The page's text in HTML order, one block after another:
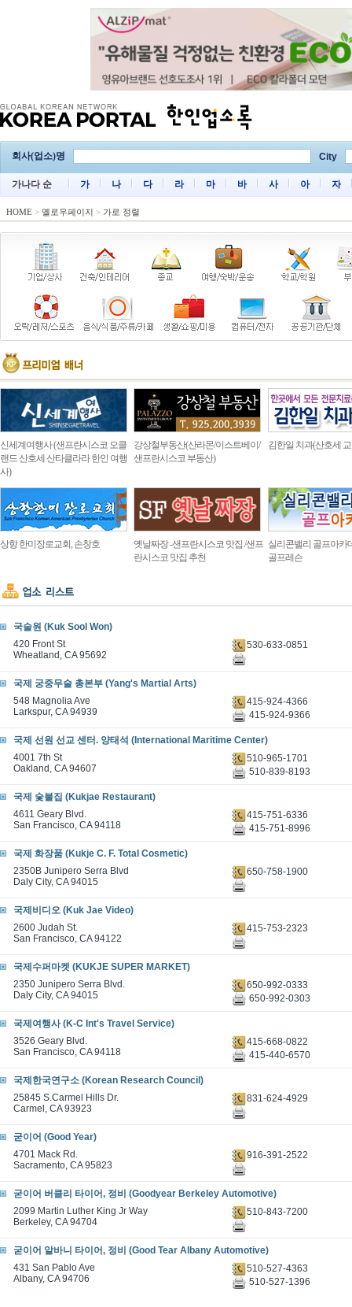
회사(업소)명 City
가나다 순 가 나 다 라 마 바 사 아 자
HOME > 옐로우페이지 > 가로 정렬
신세계여행사 (샌프란시스코 오클
랜드 산호세 산타클라라 한인 여행
사)
강상철부동산(산라몬/이스트베이/
샌프란시스코 부동산)
김한일 치과(산호세
상항 한미장로교회, 손창호
옛날짜장 -샌프란시스코 맛집 /샌프
란시스코 맛집 추천
실리콘밸리 골프아카
골프레슨
국술원 (Kuk Sool Won)
420 Front St
Wheatland, CA 95692
530-633-0851
국제 궁중무술 총본부 (Yang's Martial Arts)
548 Magnolia Ave
Larkspur, CA 94939
415-924-4366
415-924-9366
국제 선원 선교 센터. 양태석 (International Maritime Center)
4001 7th St
Oakland, CA 94607
510-965-1701
510-839-8193
국제 숯불집 (Kukjae Restaurant)
4611 Geary Blvd.
San Francisco, CA 94118
415-751-6336
415-751-8996
국제 화장품 (Kukje C. F. Total Cosmetic)
2350B Junipero Serra Blvd
Daly City, CA 94015
650-758-1900
국제비디오 (Kuk Jae Video)
2600 Judah St.
San Francisco, CA 94122
415-753-2323
국제수퍼마켓 (KUKJE SUPER MARKET)
2350 Junipero Serra Blvd.
Daly City, CA 94015
650-992-0333
650-992-0303
국제여행사 (K-C Int's Travel Service)
3526 Geary Blvd.
San Francisco, CA 94118
415-668-0822
415-440-6570
국제한국연구소 (Korean Research Council)
25845 S.Carmel Hills Dr.
Carmel, CA 93923
831-624-4929
굳이어 (Good Year)
4701 Mack Rd.
Sacramento, CA 95823
916-391-2522
굳이어 버클리 타이어, 정비 (Goodyear Berkeley Automotive)
2099 Martin Luther King Jr Way
Berkeley, CA 94704
510-843-7200
굳이어 알바니 타이어, 정비 (Good Tear Albany Automotive)
431 San Pablo Ave
Albany, CA 94706
510-527-4363
510-527-1396